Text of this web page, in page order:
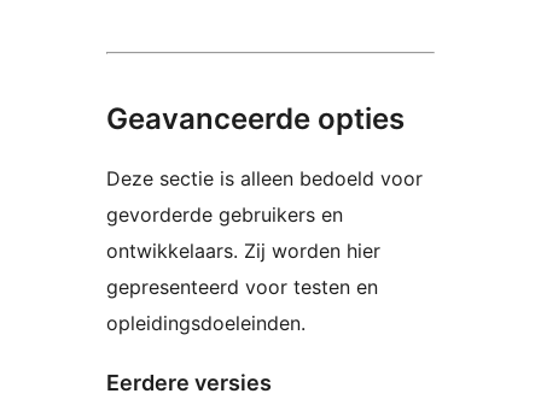
Geavanceerde opties
Deze sectie is alleen bedoeld voor
gevorderde gebruikers en
ontwikkelaars. Zij worden hier
gepresenteerd voor testen en
opleidingsdoeleinden.
Eerdere versies